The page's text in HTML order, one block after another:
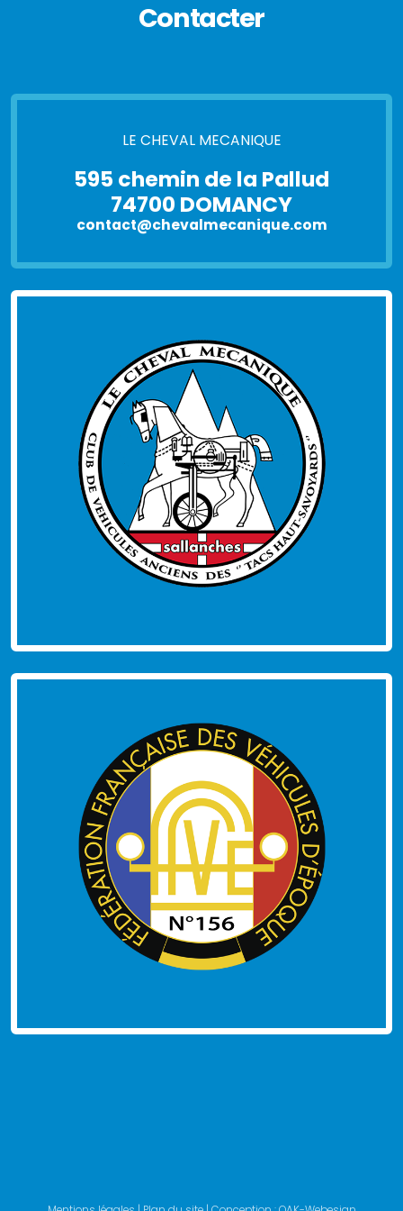
Contacter
LE CHEVAL MECANIQUE
595 chemin de la Pallud
74700 DOMANCY
contact@chevalmecanique.com